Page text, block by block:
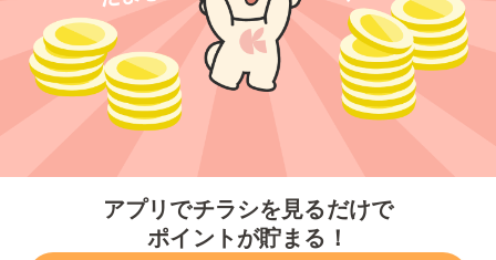
アプリでチラシを見るだけで
ポイントが貯まる！